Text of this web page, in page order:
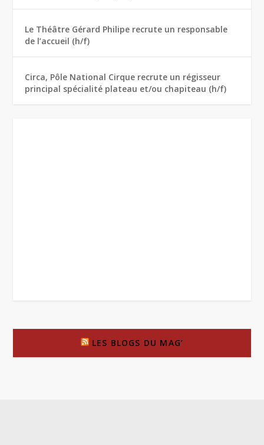
Le Théâtre Gérard Philipe recrute un responsable
de l’accueil (h/f)
Circa, Pôle National Cirque recrute un régisseur
principal spécialité plateau et/ou chapiteau (h/f)
LES BLOGS DU MAG’